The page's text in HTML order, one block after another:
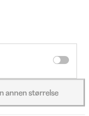
ml
annen størrelse